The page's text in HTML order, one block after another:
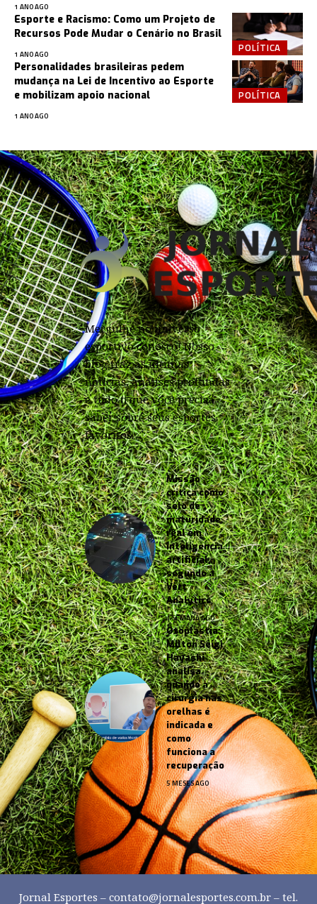
1 ANO AGO
POLÍTICA
Esporte e Racismo: Como um Projeto de
Recursos Pode Mudar o Cenário no Brasil
1 ANO AGO
POLÍTICA
Personalidades brasileiras pedem
mudança na Lei de Incentivo ao Esporte
e mobilizam apoio nacional
1 ANO AGO
Mergulhe no universo
esportivo conosco! Nosso
blog traz as últimas
notícias, análises profundas
e tudo o que você precisa
saber sobre seus esportes
favoritos.
Missão
crítica como
selo de
maturidade
real em
inteligência
artificial,
segundo a
Vert
Analytics
1 SEMANA AGO
Otoplastia:
Milton Seigi
Hayashi
analisa
quando a
cirurgia nas
orelhas é
indicada e
como
funciona a
recuperação
5 MESES AGO
Jornal Esportes – contato@jornalesportes.com.br – tel.